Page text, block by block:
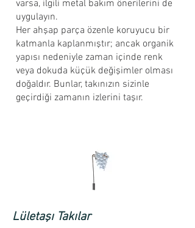
varsa, ilgili metal bakım önerilerini de
uygulayın.
Her ahşap parça özenle koruyucu bir
katmanla kaplanmıştır; ancak organik
yapısı nedeniyle zaman içinde renk
veya dokuda küçük değişimler olması
doğaldır. Bunlar, takınızın sizinle
geçirdiği zamanın izlerini taşır.
Lületaşı Takılar